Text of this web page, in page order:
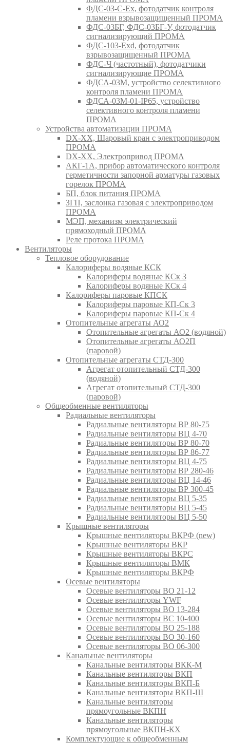
ФДС-03-С-Ex, фотодатчик контроля
пламени взрывозащищенный ПРОМА
ФДС-03БГ, ФДС-03БГ-У, фотодатчик
сигнализирующий ПРОМА
ФДС-103-Ехd, фотодатчик
взрывозащищенный ПРОМА
ФДС-Ч (частотный), фотодатчики
сигнализирующие ПРОМА
ФДСА-03М, устройство селективного
контроля пламени ПРОМА
ФДСА-03М-01-IP65, устройство
селективного контроля пламени
ПРОМА
Устройства автоматизации ПРОМА
DX-XX, Шаровый кран c электроприводом
ПРОМА
DX-XX, Электропривод ПРОМА
АКГ-1А, прибор автоматического контроля
герметичности запорной арматуры газовых
горелок ПРОМА
БП, блок питания ПРОМА
ЗГП, заслонка газовая с электроприводом
ПРОМА
МЭП, механизм электрический
прямоходный ПРОМА
Реле протока ПРОМА
Вентиляторы
Тепловое оборудование
Калориферы водяные КСК
Калориферы водяные КСк 3
Калориферы водяные КСк 4
Калориферы паровые КПСК
Калориферы паровые КП-Ск 3
Калориферы паровые КП-Ск 4
Отопительные агрегаты АО2
Отопительные агрегаты АО2 (водяной)
Отопительные агрегаты АО2П
(паровой)
Отопительные агрегаты СТД-300
Агрегат отопительный СТД-300
(водяной)
Агрегат отопительный СТД-300
(паровой)
Общеобменные вентиляторы
Радиальные вентиляторы
Радиальные вентиляторы ВР 80-75
Радиальные вентиляторы ВЦ 4-70
Радиальные вентиляторы ВР 80-70
Радиальные вентиляторы ВР 86-77
Радиальные вентиляторы ВЦ 4-75
Радиальные вентиляторы ВР 280-46
Радиальные вентиляторы ВЦ 14-46
Радиальные вентиляторы ВР 300-45
Радиальные вентиляторы ВЦ 5-35
Радиальные вентиляторы ВЦ 5-45
Радиальные вентиляторы ВЦ 5-50
Крышные вентиляторы
Крышные вентиляторы ВКРФ (new)
Крышные вентиляторы ВКР
Крышные вентиляторы ВКРС
Крышные вентиляторы ВМК
Крышные вентиляторы ВКРФ
Осевые вентиляторы
Осевые вентиляторы ВО 21-12
Осевые вентиляторы YWF
Осевые вентиляторы ВО 13-284
Осевые вентиляторы ВС 10-400
Осевые вентиляторы ВО 25-188
Осевые вентиляторы ВО 30-160
Осевые вентиляторы ВО 06-300
Канальные вентиляторы
Канальные вентиляторы ВКК-М
Канальные вентиляторы ВКП
Канальные вентиляторы ВКП-Б
Канальные вентиляторы ВКП-Ш
Канальные вентиляторы
прямоугольные ВКПН
Канальные вентиляторы
прямоугольные ВКПН-КХ
Комплектующие к общеобменным